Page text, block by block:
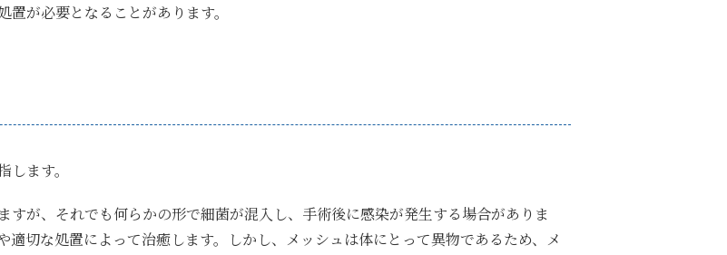
が必要となることがあります。
します。
が、それでも何らかの形で細菌が混入し、手術後に感染が発生する場合がありま
切な処置によって治癒します。しかし、メッシュは体にとって異物であるため、メ